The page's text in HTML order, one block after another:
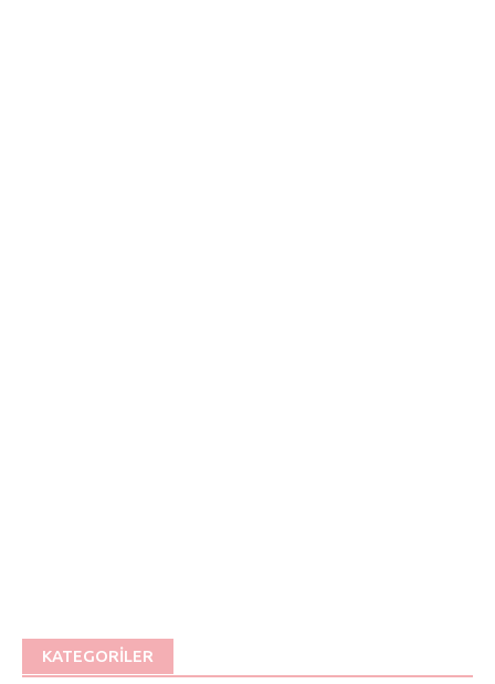
KATEGORILER